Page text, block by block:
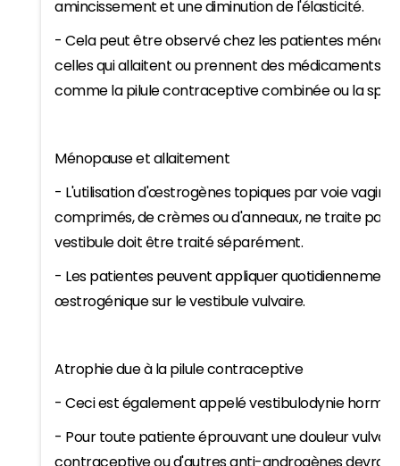
amincissement et une diminution de l'élasticité.
- Cela peut être observé chez les patientes
celles qui allaitent ou prennent des médicaments
comme la pilule contraceptive combinée ou la
Ménopause et allaitement
- L'utilisation d'œstrogènes topiques par voie
comprimés, de crèmes ou d'anneaux, ne traite pas
vestibule doit être traité séparément.
- Les patientes peuvent appliquer
œstrogénique sur le vestibule vulvaire.
Atrophie due à la pilule contraceptive
- Ceci est également appelé vestibulodynie
- Pour toute patiente éprouvant une douleur